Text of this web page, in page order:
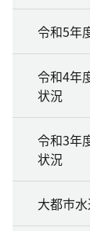
令和5年
令和4年
状況
令和3年
状況
大都市